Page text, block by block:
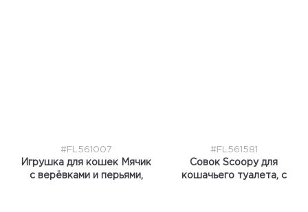
#FL561007
Игрушка для кошек Мячик
с верёвками и перьями,
#FL561581
Совок Scoopy для
кошачьего туалета, с